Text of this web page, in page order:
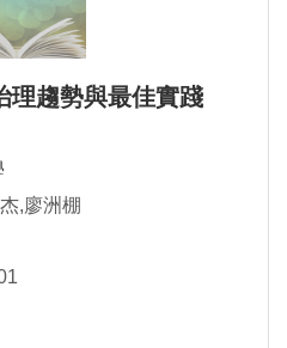
理趨勢與最佳實踐
,廖洲棚